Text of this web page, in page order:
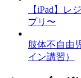
【iPad】レ
プリ〜
肢体不自由
イン講習）